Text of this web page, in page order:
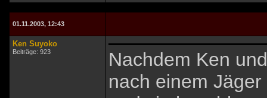
01.11.2003, 12:43
Ken Suyoko
Beiträge: 923
Nachdem Ken
nach einem